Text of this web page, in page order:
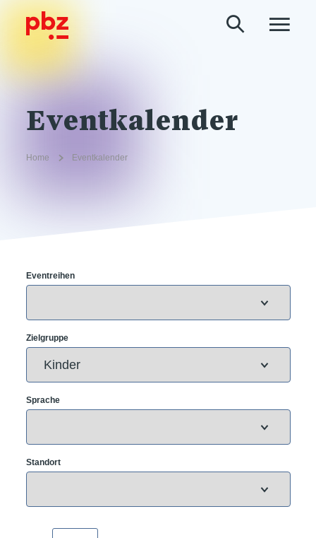
Eventkalender
Home Eventkalender
Eventreihen
Zielgruppe
Sprache
Standort